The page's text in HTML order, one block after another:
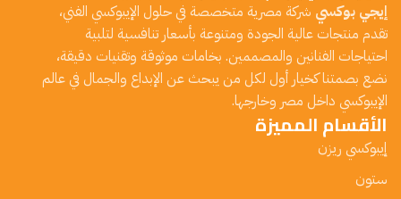
إيجي بوكسي شركة مصرية متخصصة في حلول الإيبوكسي الفني،
تقدم منتجات عالية الجودة ومتنوعة بأسعار تنافسية لتلبية
احتياجات الفنانين والمصممين. بخامات موثوقة وتقنيات دقيقة،
نضع بصمتنا كخيار أول لكل من يبحث عن الإبداع والجمال في عالم
الإيبوكسي داخل مصر وخارجها.
الأقسام المميزة
إيبوكسي ريزن
ستون